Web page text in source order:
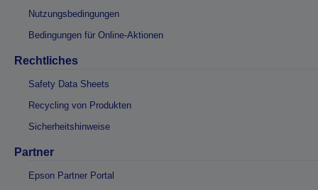
Nutzungsbedingungen
Bedingungen für Online-Aktionen
Rechtliches
Safety Data Sheets
Recycling von Produkten
Sicherheitshinweise
Partner
Epson Partner Portal